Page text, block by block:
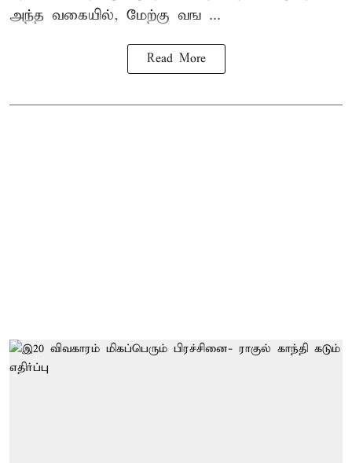
அந்த வகையில், மேற்கு வங ...
Read More